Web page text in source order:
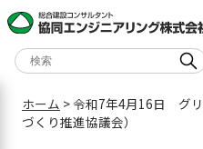
ホーム > 令和7年4月16日 グ
づくり推進協議会）